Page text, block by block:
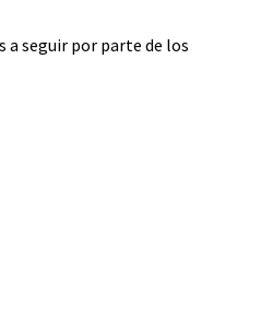
a seguir por parte de los